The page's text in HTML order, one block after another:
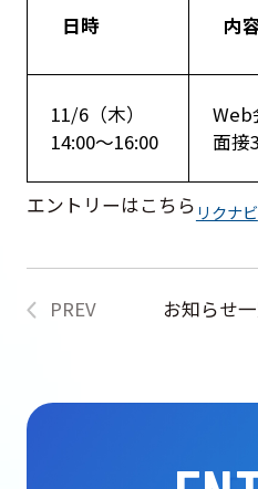
日時 内
11/6（木）
14:00～16:00
Web
面接
エントリーはこちら リクナビ
PREV お知らせ